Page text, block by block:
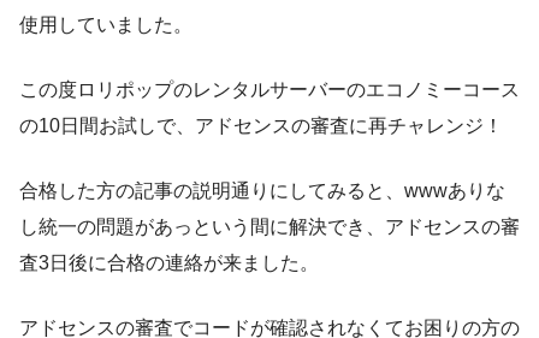
使用していました。
この度ロリポップのレンタルサーバーのエコノミーコース
の10日間お試しで、アドセンスの審査に再チャレンジ！
合格した方の記事の説明通りにしてみると、wwwありな
し統一の問題があっという間に解決でき、アドセンスの審
査3日後に合格の連絡が来ました。
アドセンスの審査でコードが確認されなくてお困りの方の